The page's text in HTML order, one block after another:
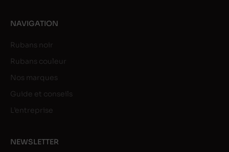
NAVIGATION
Rubans noir
Rubans couleur
Nos marques
Guide et conseils
L’entreprise
NEWSLETTER